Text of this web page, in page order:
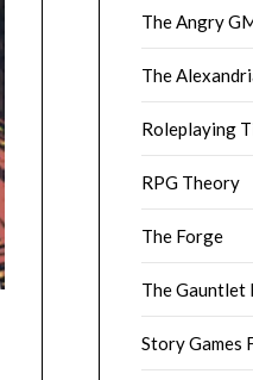
The Angry
The
Roleplaying
RPG Theory
The Forge
The Gauntlet
Story Games